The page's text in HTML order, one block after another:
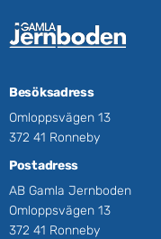
Besöksadress
Omloppsvägen 13
372 41 Ronneby
Postadress
AB Gamla Jernboden
Omloppsvägen 13
372 41 Ronneby